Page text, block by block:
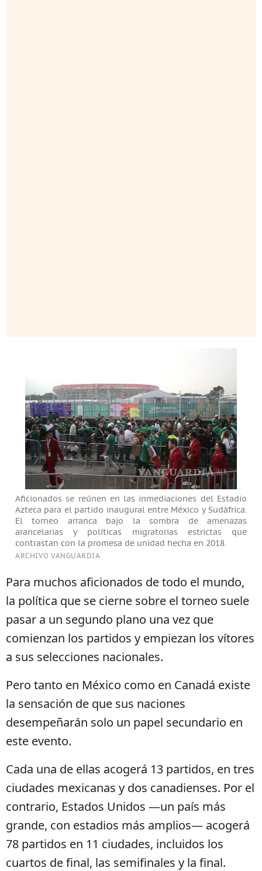
Aficionados se reúnen en las inmediaciones del Estadio
Azteca para el partido inaugural entre México y Sudáfrica.
El torneo arranca bajo la sombra de amenazas
arancelarias y políticas migratorias estrictas que
contrastan con la promesa de unidad hecha en 2018.
ARCHIVO VANGUARDIA
Para muchos aficionados de todo el mundo,
la política que se cierne sobre el torneo suele
pasar a un segundo plano una vez que
comienzan los partidos y empiezan los vítores
a sus selecciones nacionales.
Pero tanto en México como en Canadá existe
la sensación de que sus naciones
desempeñarán solo un papel secundario en
este evento.
Cada una de ellas acogerá 13 partidos, en tres
ciudades mexicanas y dos canadienses. Por el
contrario, Estados Unidos —un país más
grande, con estadios más amplios— acogerá
78 partidos en 11 ciudades, incluidos los
cuartos de final, las semifinales y la final.